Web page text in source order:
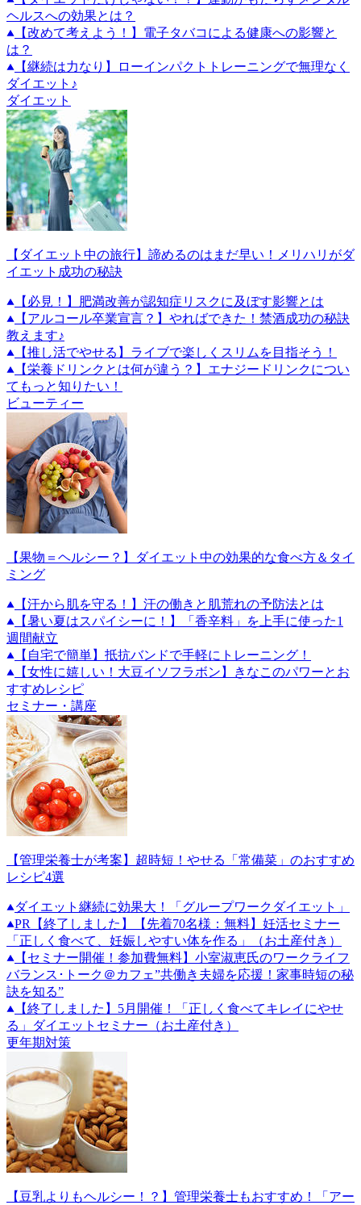
ヘルスへの効果とは？
【改めて考えよう！】電子タバコによる健康への影響と
は？
【継続は力なり】ローインパクトトレーニングで無理なく
ダイエット♪
ダイエット
【ダイエット中の旅行】諦めるのはまだ早い！メリハリがダ
イエット成功の秘訣
【必見！】肥満改善が認知症リスクに及ぼす影響とは
【アルコール卒業宣言？】やればできた！禁酒成功の秘訣
教えます♪
【推し活でやせる】ライブで楽しくスリムを目指そう！
【栄養ドリンクとは何が違う？】エナジードリンクについ
てもっと知りたい！
ビューティー
【果物＝ヘルシー？】ダイエット中の効果的な食べ方＆タイ
ミング
【汗から肌を守る！】汗の働きと肌荒れの予防法とは
【暑い夏はスパイシーに！】「香辛料」を上手に使った1
週間献立
【自宅で簡単】抵抗バンドで手軽にトレーニング！
【女性に嬉しい！大豆イソフラボン】きなこのパワーとお
すすめレシピ
セミナー・講座
【管理栄養士が考案】超時短！やせる「常備菜」のおすすめ
レシピ4選
ダイエット継続に効果大！「グループワークダイエット」
PR
【終了しました】【先着70名様：無料】妊活セミナー
「正しく食べて、妊娠しやすい体を作る」（お土産付き）
【セミナー開催！参加費無料】小室淑恵氏のワークライフ
バランス･トーク＠カフェ”共働き夫婦を応援！家事時短の秘
訣を知る”
【終了しました】5月開催！「正しく食べてキレイにやせ
る」ダイエットセミナー（お土産付き）
更年期対策
【豆乳よりもヘルシー！？】管理栄養士もおすすめ！「アー